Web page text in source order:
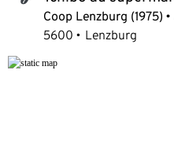
Coop Lenzburg (1975)
5600
Lenzburg